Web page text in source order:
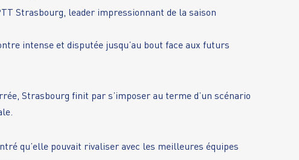
Strasbourg, leader impressionnant de la saison
intense et disputée jusqu’au bout face aux futurs
Strasbourg finit par s’imposer au terme d’un scénario
qu’elle pouvait rivaliser avec les meilleures équipes